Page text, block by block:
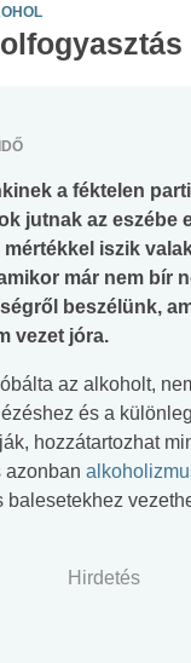
a féktelen
jutnak az eszébe
iszik
már nem bír
beszélünk,
vezet jóra.
az alkoholt,
és a
hozzátartozhat
azonban
balesetekhez
Hirdetés